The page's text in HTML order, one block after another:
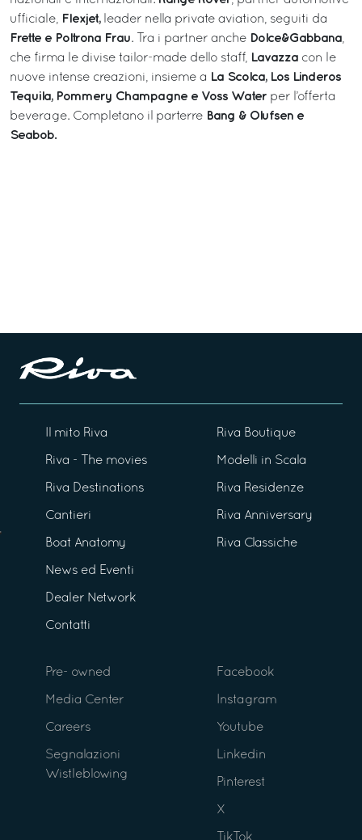
ufficiale,
Flexjet,leader nella private aviation, seguiti da
Frette e Poltrona Frau. Tra i partner anche Dolce&Gabbana
che firma le divise tailor-made dello staff, Lavazza con le
nuove intense creazioni, insieme a La Scolca, Los Linderos
Tequila, Pommery Champagne e Voss Water per l’offerta
beverage. Completano il parterre Bang & Olufsen e
Seabob.
Il mito Riva
Riva - The movies
Riva Destinations
Cantieri
Boat Anatomy
News ed Eventi
Dealer Network
Contatti
Riva Boutique
Modelli in Scala
Riva Residenze
Riva Anniversary
Riva Classiche
Pre- owned
Media Center
Careers
Segnalazioni
Wistleblowing
Facebook
Instagram
Youtube
Linkedin
Pinterest
X
TikTok